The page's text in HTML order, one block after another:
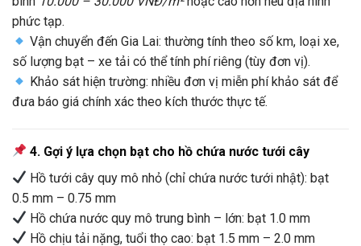
phức tạp.
Vận chuyển đến Gia Lai: thường tính theo số km, loại xe,
số lượng bạt – xe tải có thể tính phí riêng (tùy đơn vị).
Khảo sát hiện trường: nhiều đơn vị miễn phí khảo sát để
đưa báo giá chính xác theo kích thước thực tế.
4. Gợi ý lựa chọn bạt cho hồ chứa nước tưới cây
Hồ tưới cây quy mô nhỏ (chỉ chứa nước tưới nhật): bạt
0.5 mm – 0.75 mm
Hồ chứa nước quy mô trung bình – lớn: bạt 1.0 mm
Hồ chịu tải nặng, tuổi thọ cao: bạt 1.5 mm – 2.0 mm